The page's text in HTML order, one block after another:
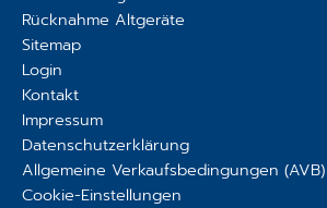
Rücknahme Altgeräte
Sitemap
Login
Kontakt
Impressum
Datenschutzerklärung
Allgemeine Verkaufsbedingungen (AVB)
Cookie-Einstellungen